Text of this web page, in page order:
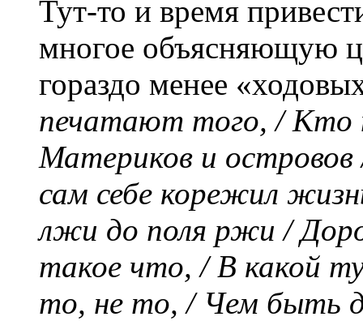
Тут-то и время
многое объясняющую
гораздо менее
печатают того, / Кто
Материков и
сам себе корежил
лжи до поля ржи /
такое что, / В какой
то, не то, / Чем быть